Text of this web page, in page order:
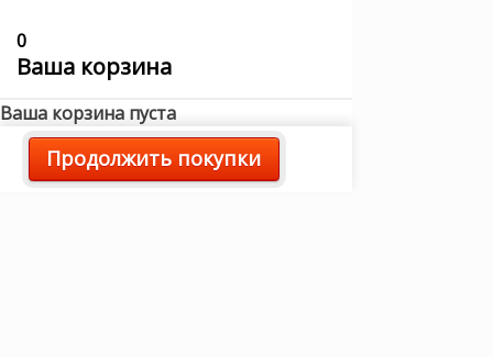
0
Ваша корзина
Ваша корзина пуста
Продолжить покупки